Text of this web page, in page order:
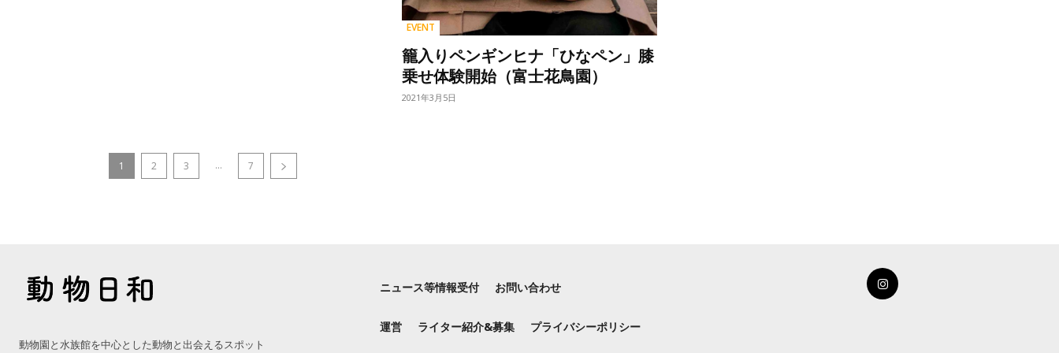
EVENT
籠入りペンギンヒナ「ひなペン」膝
乗せ体験開始（富士花鳥園）
2021年3月5日
1 2 3 ... 7
動物園と水族館を中心とした動物と出会えるスポット
ニュース等情報受付 お問い合わせ
運営 ライター紹介&募集 プライバシーポリシー